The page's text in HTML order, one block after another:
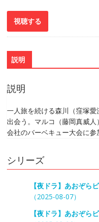
説明
説明
一人旅を続ける森川（窪塚
出会う。マルコ（藤岡真威
会社のバーベキュー大会に参
シリーズ
【夜ドラ】あおぞ
（2025-08-07）
【夜ドラ】あおぞ